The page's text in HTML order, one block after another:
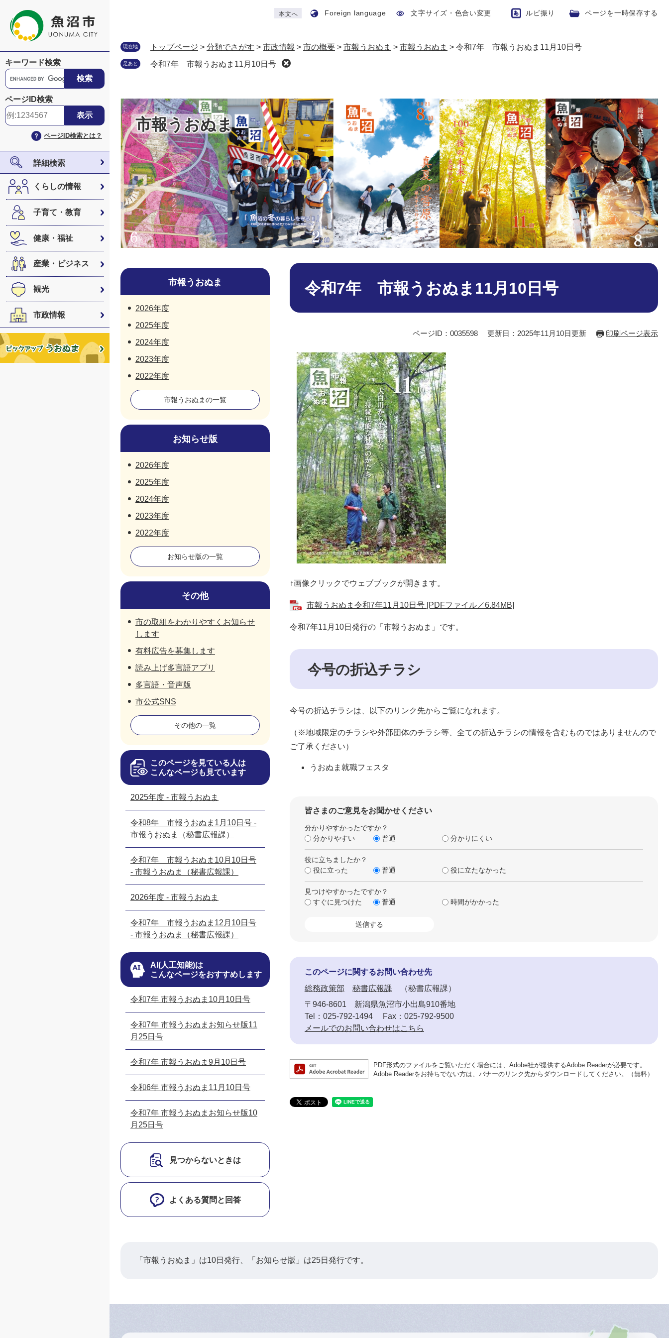
本文へ Foreign language 文字サイズ・色合い変更 ルビ振り ページを一時保存する
キーワード検索
G
o
o
g
ス
タ
ム
検
索
ページID検索
ページID検索とは？
詳細検索
くらしの情報
子育て・教育
健康・福祉
産業・ビジネス
観光
市政情報
現在地 トップページ > 分類でさがす > 市政情報 > 市の概要 > 市報うおぬま > 市報うおぬま > 令和7年 市報うおぬま11月10日号
足あと 令和7年 市報うおぬま11月10日号
市報うおぬま
本
令和7年 市報うおぬま11月10日号
ページID：0035598 更新日：2025年11月10日更新 印刷ページ表示
↑画像クリックでウェブブックが開きます。
市報うおぬま令和7年11月10日号 [PDFファイル／6.84MB]
令和7年11月10日発行の「市報うおぬま」です。
今号の折込チラシ
今号の折込チラシは、以下のリンク先からご覧になれます。
（※地域限定のチラシや外部団体のチラシ等、全ての折込チラシの情報を含むものではありませんので
ご了承ください）
うおぬま就職フェスタ
皆さまのご意見をお聞かせください
分かりやすかったですか？
分かりやすい
普通 分かりにくい
役に立ちましたか？
役に立った
普通 役に立たなかった
見つけやすかったですか？
すぐに見つけた
普通 時間がかかった
このページに関するお問い合わせ先
総務政策部
秘書広報課
秘書広報課
〒946-8601
新潟県魚沼市小出島910番地
Tel：025-792-1494
Fax：025-792-9500
メールでのお問い合わせはこちら
PDF形式のファイルをご覧いただく場合には、Adobe社が提供するAdobe Readerが必要です。
Adobe Readerをお持ちでない方は、バナーのリンク先からダウンロードしてください。（無料）
市報うおぬま
2026年度
2025年度
2024年度
2023年度
2022年度
市報うおぬまの一覧
お知らせ版
2026年度
2025年度
2024年度
2023年度
2022年度
お知らせ版の一覧
その他
市の取組をわかりやすくお知らせ
します
有料広告を募集します
読み上げ多言語アプリ
多言語・音声版
市公式SNS
その他の一覧
このページを見ている人は
こんなページも見ています
2025年度 - 市報うおぬま
令和8年 市報うおぬま1月10日号 -
市報うおぬま（秘書広報課）
令和7年 市報うおぬま10月10日号
- 市報うおぬま（秘書広報課）
2026年度 - 市報うおぬま
令和7年 市報うおぬま12月10日号
- 市報うおぬま（秘書広報課）
AI(人工知能)は
こんなページをおすすめします
令和7年 市報うおぬま10月10日号
令和7年 市報うおぬまお知らせ版11
月25日号
令和7年 市報うおぬま9月10日号
令和6年 市報うおぬま11月10日号
令和7年 市報うおぬまお知らせ版10
月25日号
見つからないときは
よくある質問と回答
「市報うおぬま」は10日発行、「お知らせ版」は25日発行です。